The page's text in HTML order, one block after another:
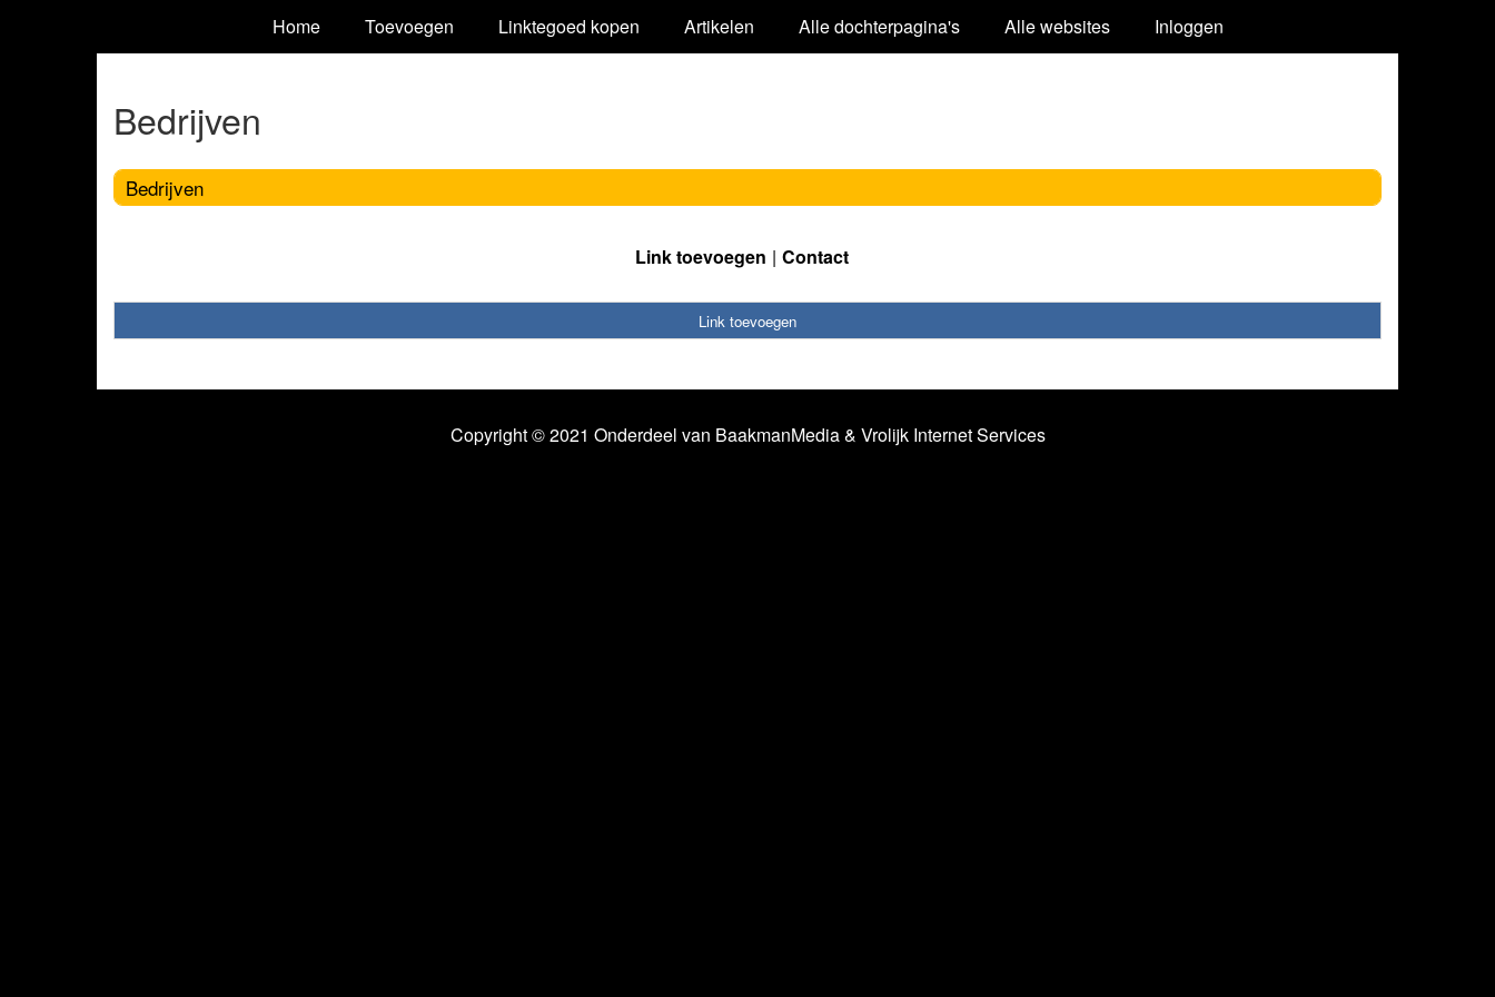
Home Toevoegen Linktegoed kopen Artikelen Alle dochterpagina's Alle websites Inloggen
Bedrijven
Bedrijven
Link toevoegen Contact
Link toevoegen
Copyright © 2021 Onderdeel van BaakmanMedia& Vrolijk Internet Services